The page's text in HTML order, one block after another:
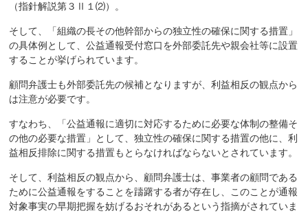
（指針解説第３Ⅱ１⑵）。
そして、「組織の長その他幹部からの独立性の確保に関する措置」
の具体例として、公益通報受付窓口を外部委託先や親会社等に設置
することが挙げられています。
顧問弁護士も外部委託先の候補となりますが、利益相反の観点から
は注意が必要です。
すなわち、「公益通報に適切に対応するために必要な体制の整備そ
の他の必要な措置」として、独立性の確保に関する措置の他に、利
益相反排除に関する措置もとらなければならないとされています。
そして、利益相反の観点から、顧問弁護士は、事業者の顧問である
ために公益通報をすることを躊躇する者が存在し、このことが通報
対象事実の早期把握を妨げるおそれがあるという指摘がされていま